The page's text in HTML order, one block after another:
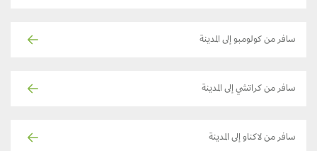
سافر من كولومبو إلى المدينة
سافر من كراتشي إلى المدينة
سافر من لاكناو إلى المدينة